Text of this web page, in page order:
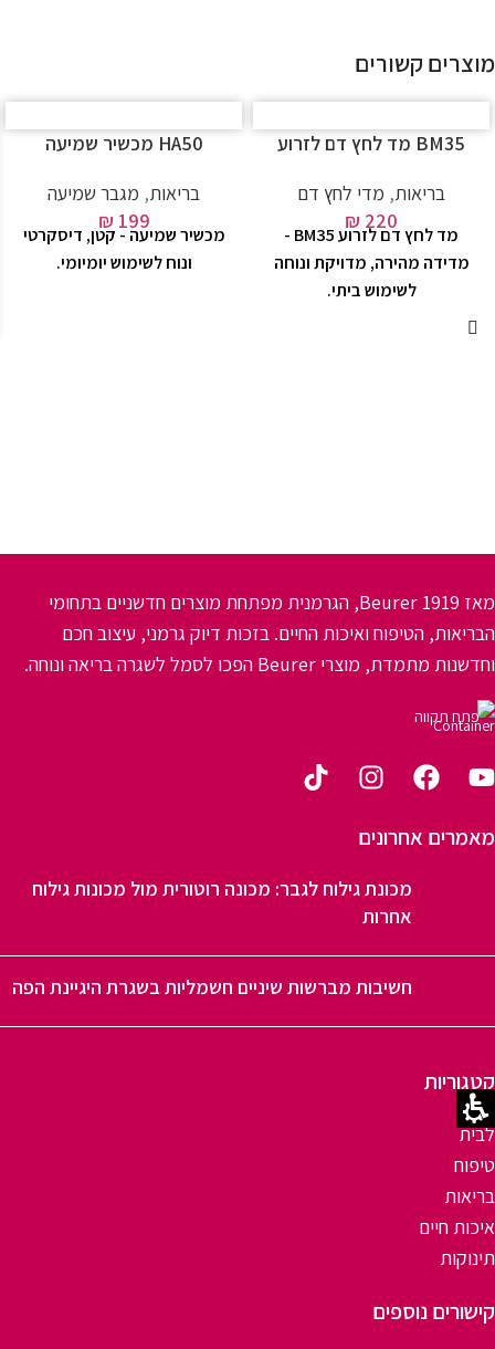
מוצרים קשורים
BM35 מד לחץ דם לזרוע
בריאות, מדי לחץ דם
₪ 220
מד לחץ דם לזרוע BM35 -
מדידה מהירה, מדויקת ונוחה
לשימוש ביתי.
HA50 מכשיר שמיעה
בריאות, מגבר שמיעה
₪ 199
מכשיר שמיעה - קטן, דיסקרטי
ונוח לשימוש יומיומי.
מאז 1919 Beurer, הגרמנית מפתחת מוצרים חדשניים בתחומי
הבריאות, הטיפוח ואיכות החיים. בזכות דיוק גרמני, עיצוב חכם
וחדשנות מתמדת, מוצרי Beurer הפכו לסמל לשגרה בריאה ונוחה.
פתח תקווה
מאמרים אחרונים
מכונת גילוח לגבר: מכונה רוטורית מול מכונות גילוח
אחרות
חשיבות מברשות שיניים חשמליות בשגרת היגיינת הפה
קטגוריות
לבית
טיפוח
בריאות
איכות חיים
תינוקות
קישורים נוספים